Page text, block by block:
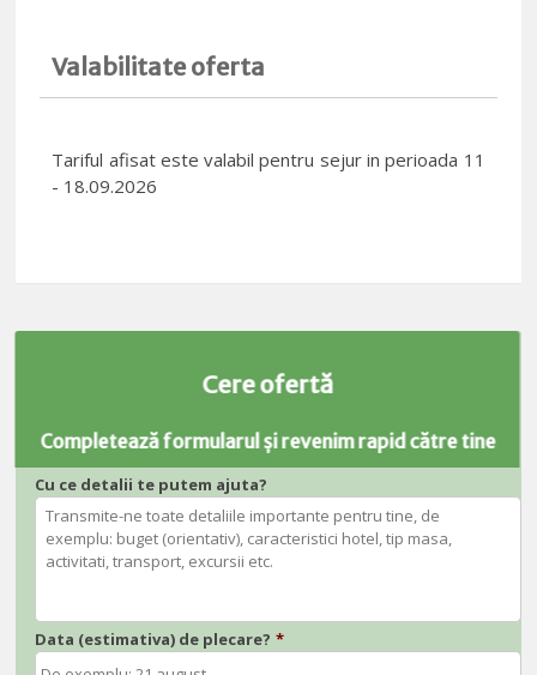
Valabilitate oferta
Tariful afisat este valabil pentru sejur in perioada 11
- 18.09.2026
Cere ofertă
Completează formularul și revenim rapid către tine
Cu ce detalii te putem ajuta?
Data (estimativa) de plecare? *